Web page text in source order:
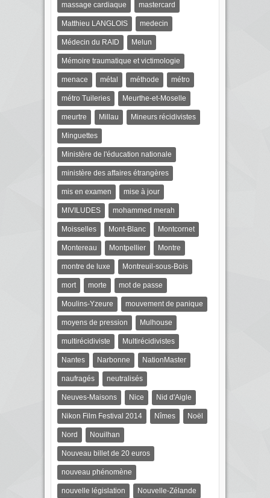
massage cardiaque mastercard
Matthieu LANGLOIS medecin
Médecin du RAID Melun
Mémoire traumatique et victimologie
menace métal méthode métro
métro Tuileries Meurthe-et-Moselle
meurtre Millau Mineurs récidivistes
Minguettes
Ministère de l'éducation nationale
ministère des affaires étrangères
mis en examen mise à jour
MIVILUDES mohammed merah
Moisselles Mont-Blanc Montcornet
Montereau Montpellier Montre
montre de luxe Montreuil-sous-Bois
mort morte mot de passe
Moulins-Yzeure mouvement de panique
moyens de pression Mulhouse
multirécidiviste Multirécidivistes
Nantes Narbonne NationMaster
naufragés neutralisés
Neuves-Maisons Nice Nid d'Aigle
Nikon Film Festival 2014 Nîmes Noël
Nord Nouilhan
Nouveau billet de 20 euros
nouveau phénomène
nouvelle législation Nouvelle-Zélande